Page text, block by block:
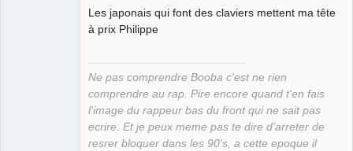
Les japonais qui font des claviers mettent ma tête
à prix Philippe
Ne pas comprendre Booba c'est ne rien
comprendre au rap. Pire encore quand t'en fais
l'image du rappeur bas du front qui ne sait pas
ecrire. Et je peux meme pas te dire d'arreter de
resrer bloquer dans les 90's, a cette epoque il